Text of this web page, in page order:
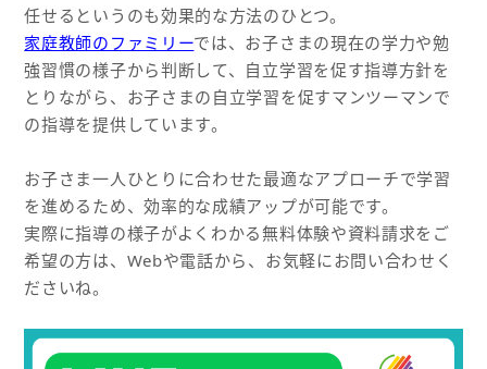
任せるというのも効果的な方法のひとつ。
家庭教師のファミリーでは、お子さまの現在の学力や勉
強習慣の様子から判断して、自立学習を促す指導方針を
とりながら、お子さまの自立学習を促すマンツーマンで
の指導を提供しています。
お子さま一人ひとりに合わせた最適なアプローチで学習
を進めるため、効率的な成績アップが可能です。
実際に指導の様子がよくわかる無料体験や資料請求をご
希望の方は、Webや電話から、お気軽にお問い合わせく
ださいね。